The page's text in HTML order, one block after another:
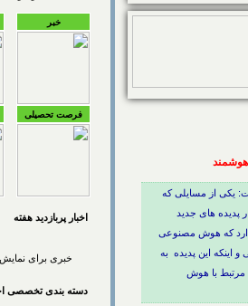
یکی از مسایلی که
پدیده های جدید
دارد که هوش مصنوعی
اینکه این پدیده ‌ به
با هوش
خبر
فرصت تحصیلی
اخبار پربازديد هفته
خبری برای
دسته بندی تخصصی